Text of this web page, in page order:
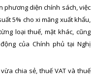
phương diện chính sách, việc
5% cho xi măng xuất khẩu,
loại thuế, mặt khác, cũng
của Chính phủ tại Nghị
chia sẻ, thuế VAT và thuế